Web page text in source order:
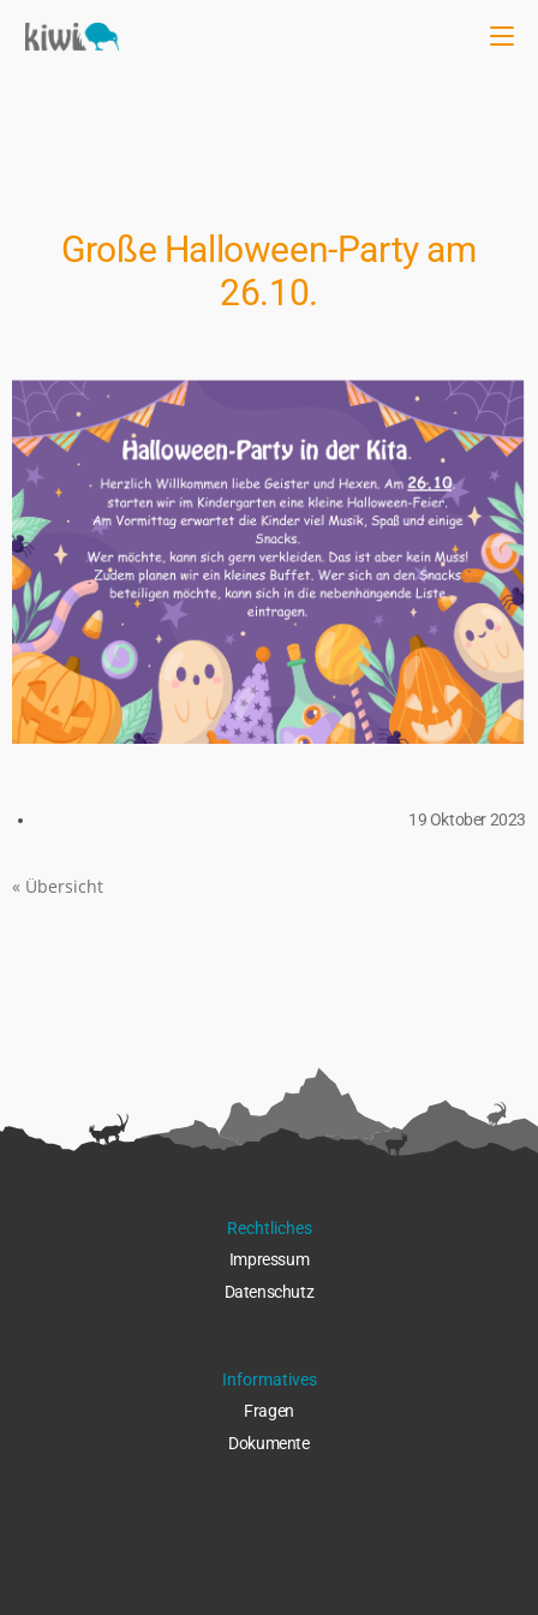
Große Halloween-Party am
26.10.
19 Oktober 2023
« Übersicht
Rechtliches
Impressum
Datenschutz
Informatives
Fragen
Dokumente